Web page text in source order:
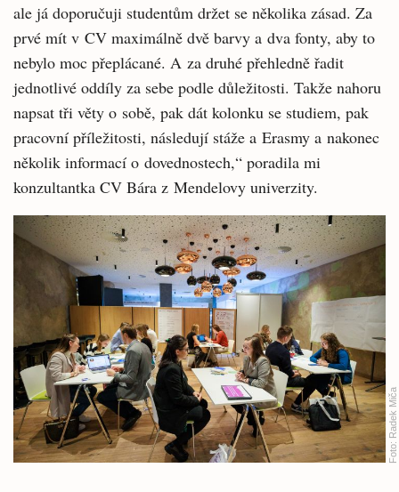
ale já doporučuji studentům držet se několika zásad. Za
prvé mít v CV maximálně dvě barvy a dva fonty, aby to
nebylo moc přeplácané. A za druhé přehledně řadit
jednotlivé oddíly za sebe podle důležitosti. Takže nahoru
napsat tři věty o sobě, pak dát kolonku se studiem, pak
pracovní příležitosti, následují stáže a Erasmy a nakonec
několik informací o dovednostech,“ poradila mi
konzultantka CV Bára z Mendelovy univerzity.
Foto:
Radek Miča